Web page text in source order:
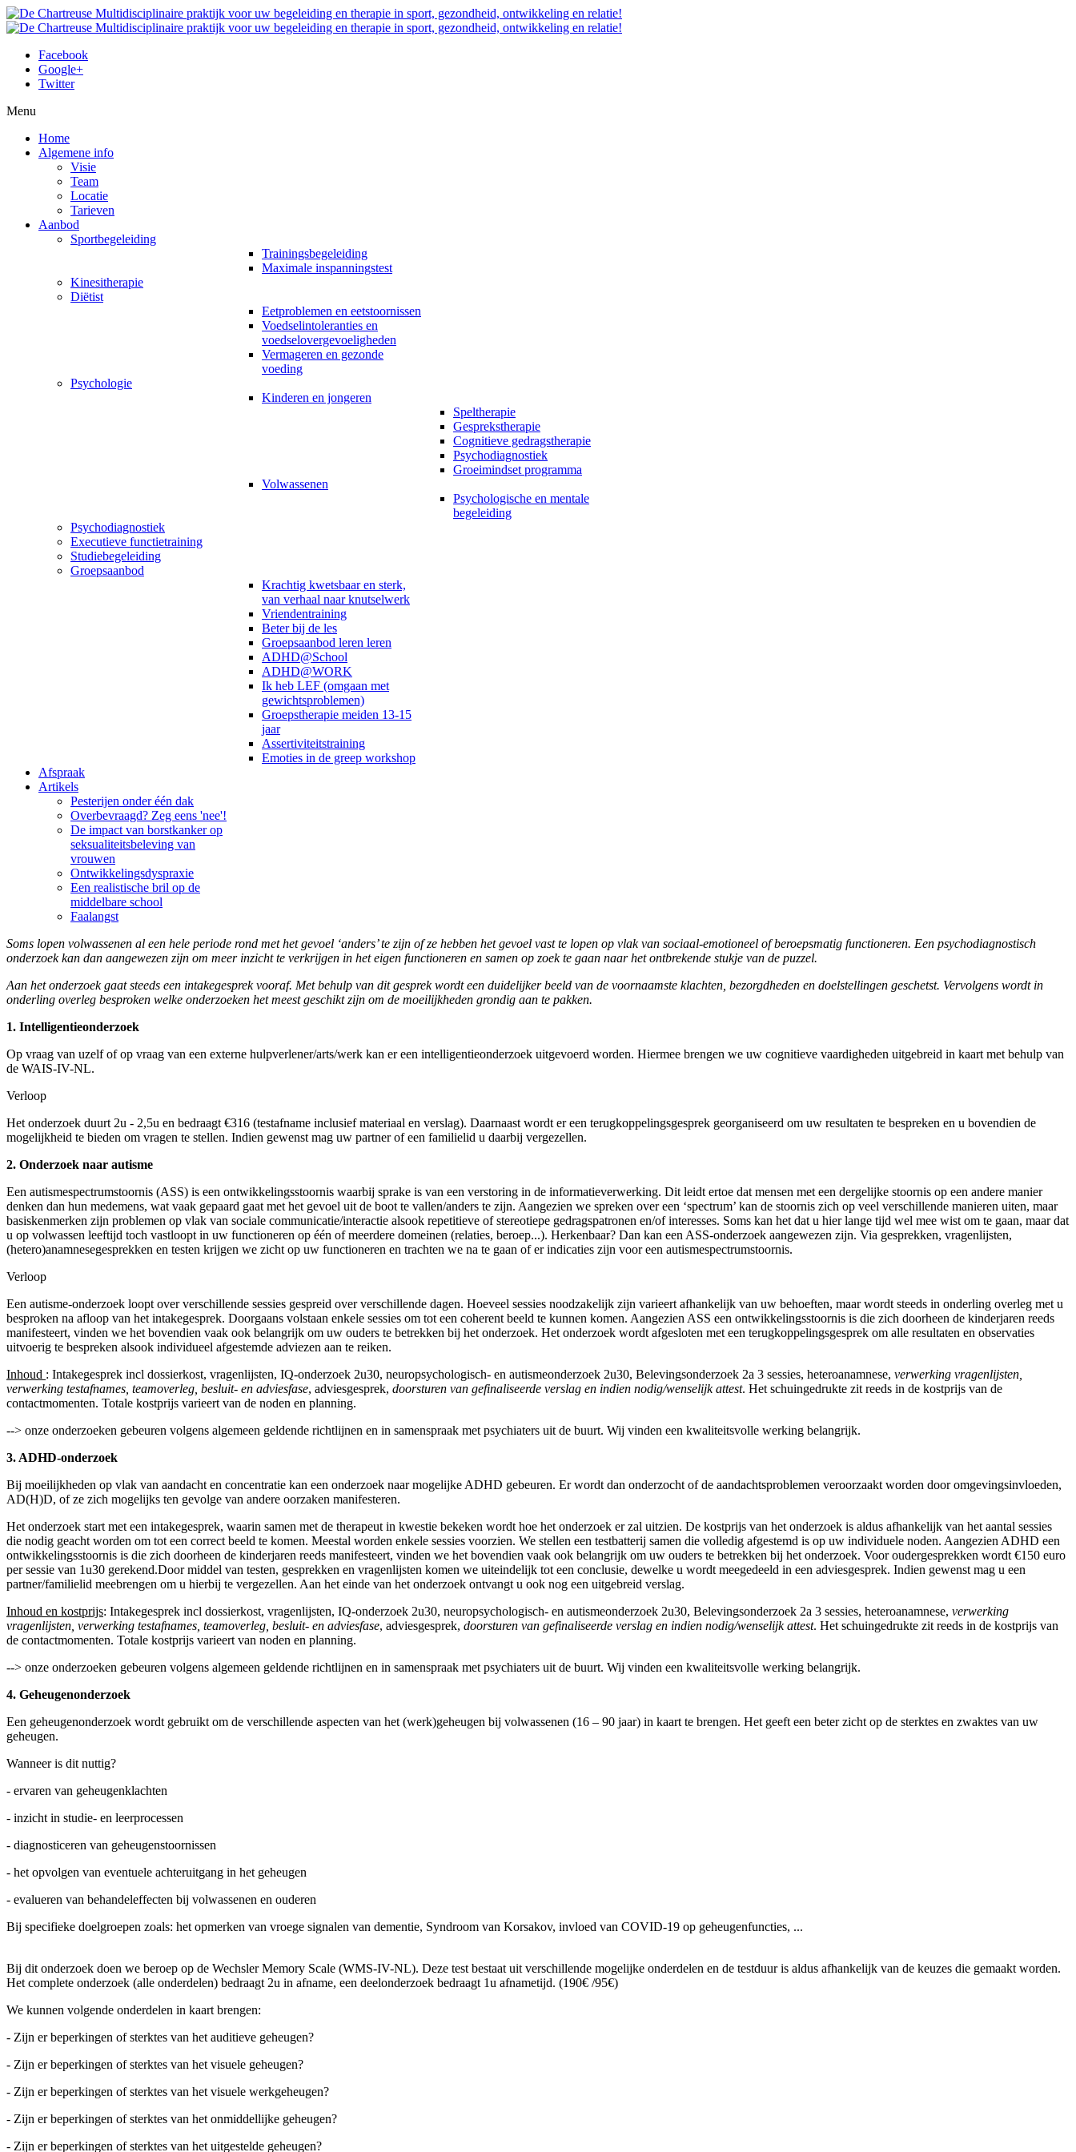
Facebook
Google+
Twitter
Menu
Home
Algemene info
Visie
Team
Locatie
Tarieven
Aanbod
Sportbegeleiding
Trainingsbegeleiding
Maximale inspanningstest
Kinesitherapie
Diëtist
Eetproblemen en eetstoornissen
Voedselintoleranties en
voedselovergevoeligheden
Vermageren en gezonde
voeding
Psychologie
Kinderen en jongeren
Speltherapie
Gesprekstherapie
Cognitieve gedragstherapie
Psychodiagnostiek
Groeimindset programma
Volwassenen
Psychologische en mentale
begeleiding
Psychodiagnostiek
Executieve functietraining
Studiebegeleiding
Groepsaanbod
Krachtig kwetsbaar en sterk,
van verhaal naar knutselwerk
Vriendentraining
Beter bij de les
Groepsaanbod leren leren
ADHD@School
ADHD@WORK
Ik heb LEF (omgaan met
gewichtsproblemen)
Groepstherapie meiden 13-15
jaar
Assertiviteitstraining
Emoties in de greep workshop
Afspraak
Artikels
Pesterijen onder één dak
Overbevraagd? Zeg eens 'nee'!
De impact van borstkanker op
seksualiteitsbeleving van
vrouwen
Ontwikkelingsdyspraxie
Een realistische bril op de
middelbare school
Faalangst
Soms lopen volwassenen al een hele periode rond met het gevoel ‘anders’ te zijn of ze hebben het gevoel vast te lopen op vlak van sociaal-emotioneel of beroepsmatig functioneren. Een psychodiagnostisch
onderzoek kan dan aangewezen zijn om meer inzicht te verkrijgen in het eigen functioneren en samen op zoek te gaan naar het ontbrekende stukje van de puzzel.
Aan het onderzoek gaat steeds een intakegesprek vooraf. Met behulp van dit gesprek wordt een duidelijker beeld van de voornaamste klachten, bezorgdheden en doelstellingen geschetst. Vervolgens wordt in
onderling overleg besproken welke onderzoeken het meest geschikt zijn om de moeilijkheden grondig aan te pakken.
1. Intelligentieonderzoek
Op vraag van uzelf of op vraag van een externe hulpverlener/arts/werk kan er een intelligentieonderzoek uitgevoerd worden. Hiermee brengen we uw cognitieve vaardigheden uitgebreid in kaart met behulp van
de WAIS-IV-NL.
Verloop
Het onderzoek duurt 2u - 2,5u en bedraagt €316 (testafname inclusief materiaal en verslag). Daarnaast wordt er een terugkoppelingsgesprek georganiseerd om uw resultaten te bespreken en u bovendien de
mogelijkheid te bieden om vragen te stellen. Indien gewenst mag uw partner of een familielid u daarbij vergezellen.
2. Onderzoek naar autisme
Een autismespectrumstoornis (ASS) is een ontwikkelingsstoornis waarbij sprake is van een verstoring in de informatieverwerking. Dit leidt ertoe dat mensen met een dergelijke stoornis op een andere manier
denken dan hun medemens, wat vaak gepaard gaat met het gevoel uit de boot te vallen/anders te zijn. Aangezien we spreken over een ‘spectrum’ kan de stoornis zich op veel verschillende manieren uiten, maar
basiskenmerken zijn problemen op vlak van sociale communicatie/interactie alsook repetitieve of stereotiepe gedragspatronen en/of interesses. Soms kan het dat u hier lange tijd wel mee wist om te gaan, maar dat
u op volwassen leeftijd toch vastloopt in uw functioneren op één of meerdere domeinen (relaties, beroep...). Herkenbaar? Dan kan een ASS-onderzoek aangewezen zijn. Via gesprekken, vragenlijsten,
(hetero)anamnesegesprekken en testen krijgen we zicht op uw functioneren en trachten we na te gaan of er indicaties zijn voor een autismespectrumstoornis.
Verloop
Een autisme-onderzoek loopt over verschillende sessies gespreid over verschillende dagen. Hoeveel sessies noodzakelijk zijn varieert afhankelijk van uw behoeften, maar wordt steeds in onderling overleg met u
besproken na afloop van het intakegesprek. Doorgaans volstaan enkele sessies om tot een coherent beeld te kunnen komen. Aangezien ASS een ontwikkelingsstoornis is die zich doorheen de kinderjaren reeds
manifesteert, vinden we het bovendien vaak ook belangrijk om uw ouders te betrekken bij het onderzoek. Het onderzoek wordt afgesloten met een terugkoppelingsgesprek om alle resultaten en observaties
uitvoerig te bespreken alsook individueel afgestemde adviezen aan te reiken.
Inhoud : Intakegesprek incl dossierkost, vragenlijsten, IQ-onderzoek 2u30, neuropsychologisch- en autismeonderzoek 2u30, Belevingsonderzoek 2a 3 sessies, heteroanamnese, verwerking vragenlijsten,
verwerking testafnames, teamoverleg, besluit- en adviesfase, adviesgesprek, doorsturen van gefinaliseerde verslag en indien nodig/wenselijk attest. Het schuingedrukte zit reeds in de kostprijs van de
contactmomenten. Totale kostprijs varieert van de noden en planning.
--> onze onderzoeken gebeuren volgens algemeen geldende richtlijnen en in samenspraak met psychiaters uit de buurt. Wij vinden een kwaliteitsvolle werking belangrijk.
3. ADHD-onderzoek
Bij moeilijkheden op vlak van aandacht en concentratie kan een onderzoek naar mogelijke ADHD gebeuren. Er wordt dan onderzocht of de aandachtsproblemen veroorzaakt worden door omgevingsinvloeden,
AD(H)D, of ze zich mogelijks ten gevolge van andere oorzaken manifesteren.
Het onderzoek start met een intakegesprek, waarin samen met de therapeut in kwestie bekeken wordt hoe het onderzoek er zal uitzien. De kostprijs van het onderzoek is aldus afhankelijk van het aantal sessies
die nodig geacht worden om tot een correct beeld te komen. Meestal worden enkele sessies voorzien. We stellen een testbatterij samen die volledig afgestemd is op uw individuele noden. Aangezien ADHD een
ontwikkelingsstoornis is die zich doorheen de kinderjaren reeds manifesteert, vinden we het bovendien vaak ook belangrijk om uw ouders te betrekken bij het onderzoek. Voor oudergesprekken wordt €150 euro
per sessie van 1u30 gerekend.Door middel van testen, gesprekken en vragenlijsten komen we uiteindelijk tot een conclusie, dewelke u wordt meegedeeld in een adviesgesprek. Indien gewenst mag u een
partner/familielid meebrengen om u hierbij te vergezellen. Aan het einde van het onderzoek ontvangt u ook nog een uitgebreid verslag.
Inhoud en kostprijs: Intakegesprek incl dossierkost, vragenlijsten, IQ-onderzoek 2u30, neuropsychologisch- en autismeonderzoek 2u30, Belevingsonderzoek 2a 3 sessies, heteroanamnese, verwerking
vragenlijsten, verwerking testafnames, teamoverleg, besluit- en adviesfase, adviesgesprek, doorsturen van gefinaliseerde verslag en indien nodig/wenselijk attest. Het schuingedrukte zit reeds in de kostprijs van
de contactmomenten. Totale kostprijs varieert van noden en planning.
--> onze onderzoeken gebeuren volgens algemeen geldende richtlijnen en in samenspraak met psychiaters uit de buurt. Wij vinden een kwaliteitsvolle werking belangrijk.
4. Geheugenonderzoek
Een geheugenonderzoek wordt gebruikt om de verschillende aspecten van het (werk)geheugen bij volwassenen (16 – 90 jaar) in kaart te brengen. Het geeft een beter zicht op de sterktes en zwaktes van uw
geheugen.
Wanneer is dit nuttig?
- ervaren van geheugenklachten
- inzicht in studie- en leerprocessen
- diagnosticeren van geheugenstoornissen
- het opvolgen van eventuele achteruitgang in het geheugen
- evalueren van behandeleffecten bij volwassenen en ouderen
Bij specifieke doelgroepen zoals: het opmerken van vroege signalen van dementie, Syndroom van Korsakov, invloed van COVID-19 op geheugenfuncties, ...
Bij dit onderzoek doen we beroep op de Wechsler Memory Scale (WMS-IV-NL). Deze test bestaat uit verschillende mogelijke onderdelen en de testduur is aldus afhankelijk van de keuzes die gemaakt worden.
Het complete onderzoek (alle onderdelen) bedraagt 2u in afname, een deelonderzoek bedraagt 1u afnametijd. (190€ /95€)
We kunnen volgende onderdelen in kaart brengen:
- Zijn er beperkingen of sterktes van het auditieve geheugen?
- Zijn er beperkingen of sterktes van het visuele geheugen?
- Zijn er beperkingen of sterktes van het visuele werkgeheugen?
- Zijn er beperkingen of sterktes van het onmiddellijke geheugen?
- Zijn er beperkingen of sterktes van het uitgestelde geheugen?